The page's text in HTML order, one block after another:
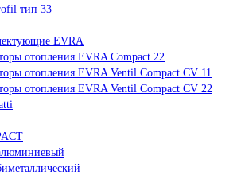
тип 33
EVRA
отопления EVRA Compact 22
отопления EVRA Ventil Compact CV 11
отопления EVRA Ventil Compact CV 22